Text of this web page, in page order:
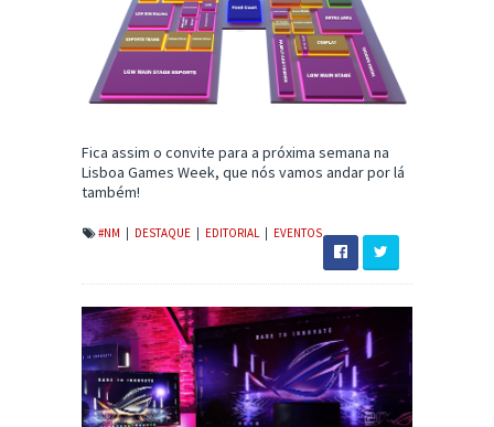
Fica assim o convite para a próxima semana na
Lisboa Games Week, que nós vamos andar por lá
também!
#NM DESTAQUE EDITORIAL EVENTOS